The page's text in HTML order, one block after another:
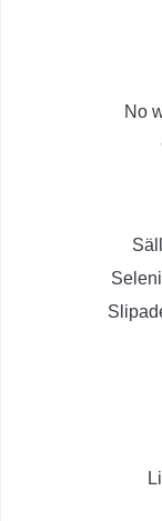
No